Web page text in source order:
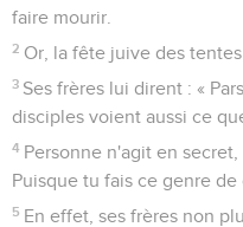
faire mourir.
2 Or, la fête juive des
3 Ses frères lui dirent : «
disciples voient aussi ce
4 Personne n'agit en
Puisque tu fais ce genre
5 En effet, ses frères non